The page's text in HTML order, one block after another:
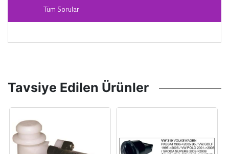
Tüm Sorular
Tavsiye Edilen Ürünler